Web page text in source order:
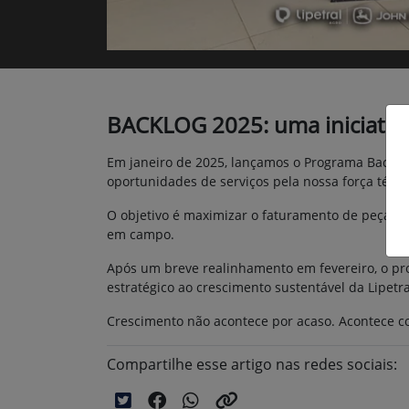
BACKLOG 2025: uma
Em janeiro de 2025, lançamos o Programa
oportunidades de serviços pela nossa força
O objetivo é maximizar o faturamento de peças
em campo.
Após um breve realinhamento em fevereiro, o
estratégico ao crescimento sustentável da
Crescimento não acontece por acaso. Acontece
Compartilhe esse artigo nas redes sociais: